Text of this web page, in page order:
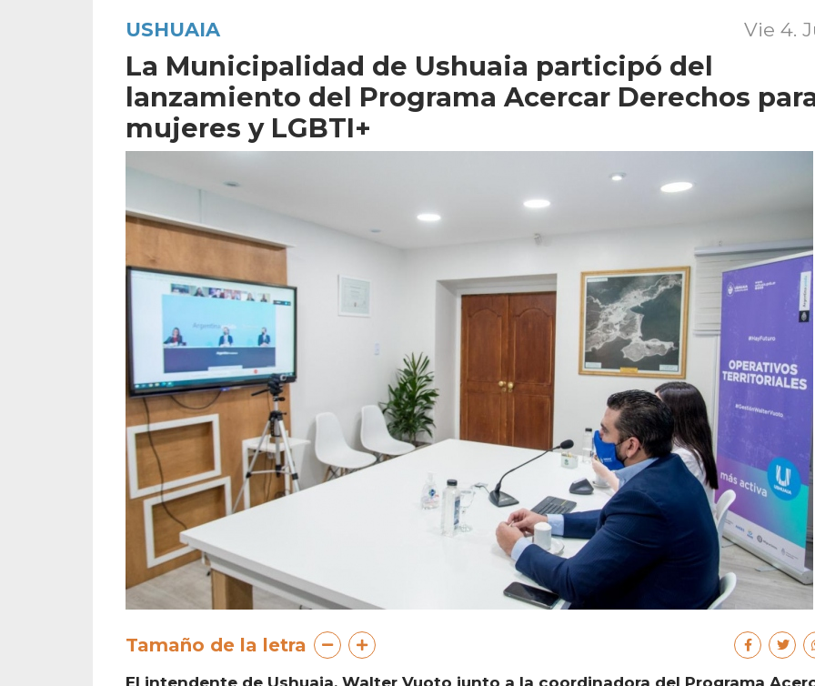
USHUAIA Vie 4.
La Municipalidad de Ushuaia participó del
lanzamiento del Programa Acercar Derechos
mujeres y LGBTI+
Tamaño de la letra
El intendente de Ushuaia, Walter Vuoto junto a la coordinadora del Programa